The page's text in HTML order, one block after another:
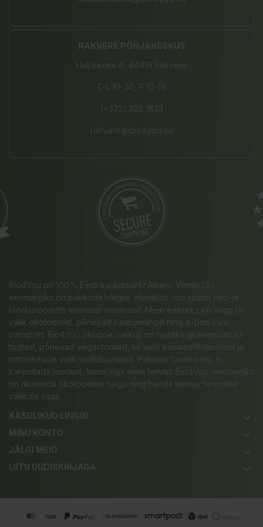
RAKVERE PÕHJAKESKUS
Haljala tee 4, 44415 Rakvere
E-L 10-20, P 10-19
(+372) 325 1833
rakvere@bio4you.eu
Bio4You on 100% Eesti kaubamärk! Albero Verde OÜ
eesmärgiks on pakkuda kõigile võimalust osa saada öko-ja
loodustoodete imelisest maailmast. Meie eeliseks on väga lai
valik ökotooteid, põnevad kaubamärgid ning e-poe kiire
transport. Bio4You ökopoe valikus on näiteks gluteenivabad
tooted, põnevad vegantooted, lai valik kosmeetikatooteid ja
mitmekesine valik toidulisandeid. Pakume tooteid mis ei
kahjustada loodust, loomi ega meie tervist. Bio4You missiooniks
on rikastada ökotoodete turgu ning harida inimesi tervislike
valikute osas.
KASULIKUD LINGID
keyboard_arrow_down
MINU KONTO keyboard_arrow_down
JÄLGI MEID keyboard_arrow_down
LIITU UUDISKIRJAGA keyboard_arrow_down